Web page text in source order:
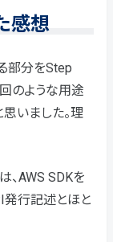
感想
部分をStep
のような用途
いました。理
、AWS SDKを
発行記述とほと